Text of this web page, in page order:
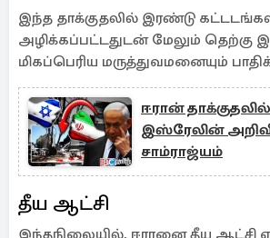
இந்த தாக்குதலில் இரண்டு கட்டடங்கள்
அழிக்கப்பட்டதுடன் மேலும்
மிகப்பெரிய மருத்துவமனையும்
ஈரான்
இஸ்ரேலின்
சாம்ராஜ்யம்
தீய ஆட்சி
இந்தநிலையில், ஈரானை தீய ஆட்சி என